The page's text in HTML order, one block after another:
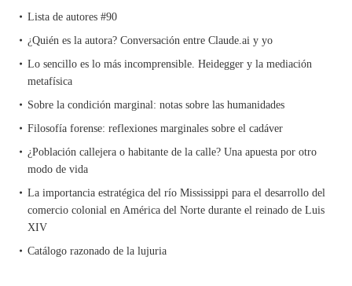
Lista de autores #90
¿Quién es la autora? Conversación entre Claude.ai y yo
Lo sencillo es lo más incomprensible. Heidegger y la mediación
metafísica
Sobre la condición marginal: notas sobre las humanidades
Filosofía forense: reflexiones marginales sobre el cadáver
¿Población callejera o habitante de la calle? Una apuesta por otro
modo de vida
La importancia estratégica del río Mississippi para el desarrollo del
comercio colonial en América del Norte durante el reinado de Luis
XIV
Catálogo razonado de la lujuria